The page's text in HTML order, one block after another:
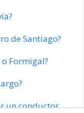
de Santiago?
Formigal?
un conductor